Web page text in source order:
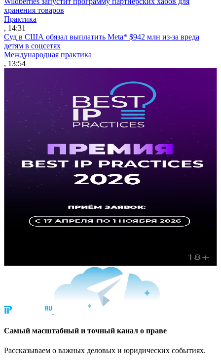
хранения товаров
Практика
, 14:31
Суд в США обязал выплатить Meta* $942 млн из-за вреда
детям в соцсетях
Международная практика
, 13:54
Cамый масштабный и точный канал о праве
Рассказываем о важных деловых и юридических событиях.